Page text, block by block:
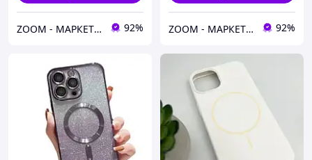
ZOOM - МАРКЕТ ЦИФРОВОЇ ТЕХНІКИ 92% ZOOM - МАРКЕТ ЦИФРОВОЇ ТЕХНІКИ 92%